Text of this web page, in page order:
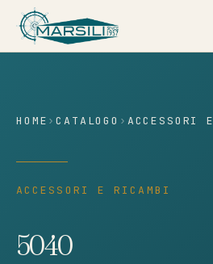
contenuto
HOME ›CATALOGO › ACCESSORI
ACCESSORI E RICAMBI
5040